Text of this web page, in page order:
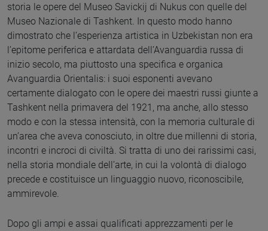
storia le opere del Museo Savickij di Nukus con quelle del
Museo Nazionale di Tashkent. In questo modo hanno
dimostrato che l’esperienza artistica in Uzbekistan non era
l’epitome periferica e attardata dell’Avanguardia russa di
inizio secolo, ma piuttosto una specifica e organica
Avanguardia Orientalis: i suoi esponenti avevano
certamente dialogato con le opere dei maestri russi giunte a
Tashkent nella primavera del 1921, ma anche, allo stesso
modo e con la stessa intensità, con la memoria culturale di
un’area che aveva conosciuto, in oltre due millenni di storia,
incontri e incroci di civiltà. Si tratta di uno dei rarissimi casi,
nella storia mondiale dell’arte, in cui la volontà di dialogo
precede e costituisce un linguaggio nuovo, riconoscibile,
ammirevole.
Dopo gli ampi e assai qualificati apprezzamenti per le